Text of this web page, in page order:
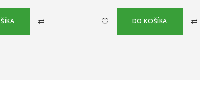
DO KOŠÍKA